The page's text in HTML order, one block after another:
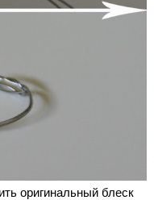
оригинальный блеск